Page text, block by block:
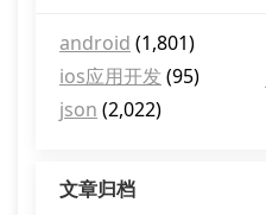
android (1,801)
ios应用开发 (95)
json (2,022)
文章归档